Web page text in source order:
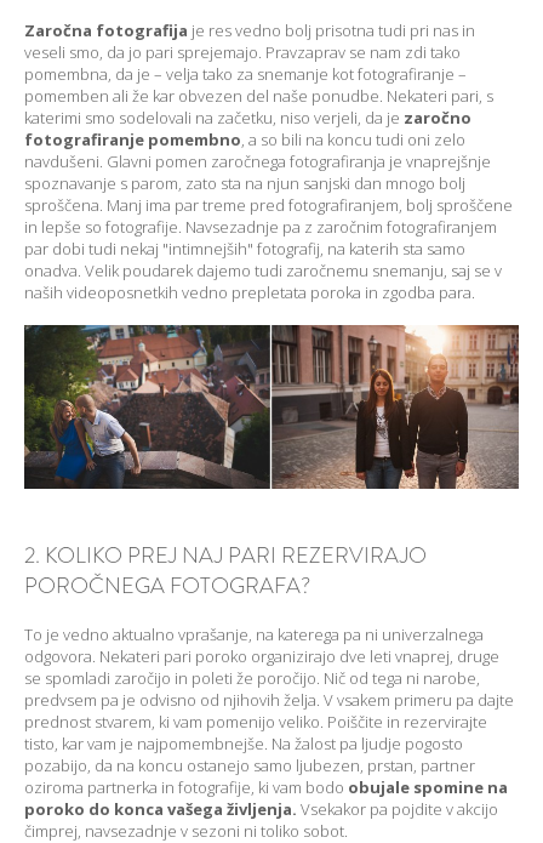
Zaročna fotografija je res vedno bolj prisotna tudi pri nas in
veseli smo, da jo pari sprejemajo. Pravzaprav se nam zdi tako
pomembna, da je – velja tako za snemanje kot fotografiranje –
pomemben ali že kar obvezen del naše ponudbe. Nekateri pari, s
katerimi smo sodelovali na začetku, niso verjeli, da je zaročno
fotografiranje pomembno, a so bili na koncu tudi oni zelo
navdušeni. Glavni pomen zaročnega fotografiranja je vnaprejšnje
spoznavanje s parom, zato sta na njun sanjski dan mnogo bolj
sproščena. Manj ima par treme pred fotografiranjem, bolj sproščene
in lepše so fotografije. Navsezadnje pa z zaročnim fotografiranjem
par dobi tudi nekaj "intimnejših" fotografij, na katerih sta samo
onadva. Velik poudarek dajemo tudi zaročnemu snemanju, saj se v
naših videoposnetkih vedno prepletata poroka in zgodba para.
2. KOLIKO PREJ NAJ PARI REZERVIRAJO
POROČNEGA FOTOGRAFA?
To je vedno aktualno vprašanje, na katerega pa ni univerzalnega
odgovora. Nekateri pari poroko organizirajo dve leti vnaprej, druge
se spomladi zaročijo in poleti že poročijo. Nič od tega ni narobe,
predvsem pa je odvisno od njihovih želja. V vsakem primeru pa dajte
prednost stvarem, ki vam pomenijo veliko. Poiščite in rezervirajte
tisto, kar vam je najpomembnejše. Na žalost pa ljudje pogosto
pozabijo, da na koncu ostanejo samo ljubezen, prstan, partner
oziroma partnerka in fotografije, ki vam bodo obujale spomine na
poroko do konca vašega življenja. Vsekakor pa pojdite v akcijo
čimprej, navsezadnje v sezoni ni toliko sobot.